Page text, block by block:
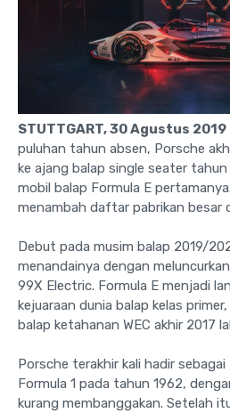
STUTTGART, 30 Agustus 2019
puluhan tahun absen, Porsche
ke ajang balap single seater
mobil balap Formula E
menambah daftar pabrikan besar
Debut pada musim balap 2019/
menandainya dengan
99X Electric. Formula E menjadi
kejuaraan dunia balap kelas
balap ketahanan WEC akhir 2017
Porsche terakhir kali hadir
Formula 1 pada tahun 1962,
kurang membanggakan. Setelah